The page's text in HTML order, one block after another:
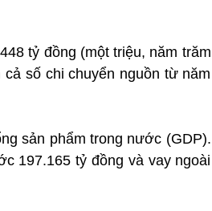
tỷ đồng (một triệu, năm trăm
số chi chuyển nguồn từ năm
sản phẩm trong nước (GDP).
197.165 tỷ đồng và vay ngoài